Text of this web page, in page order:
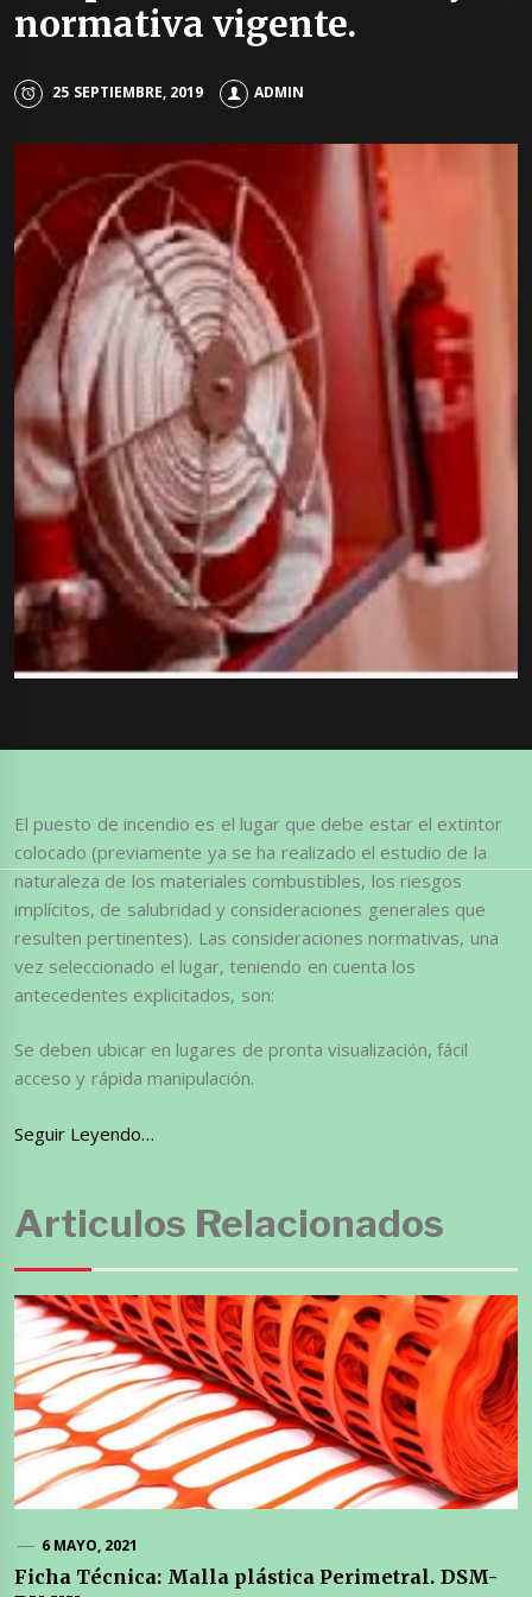
normativa vigente.
25 SEPTIEMBRE, 2019 ADMIN
El puesto de incendio es el lugar que debe estar el extintor
colocado (previamente ya se ha realizado el estudio de la
naturaleza de los materiales combustibles, los riesgos
implícitos, de salubridad y consideraciones generales que
resulten pertinentes). Las consideraciones normativas, una
vez seleccionado el lugar, teniendo en cuenta los
antecedentes explicitados, son:
Se deben ubicar en lugares de pronta visualización, fácil
acceso y rápida manipulación.
Seguir Leyendo…
Articulos Relacionados
6 MAYO, 2021
Ficha Técnica: Malla plástica Perimetral. DSM-